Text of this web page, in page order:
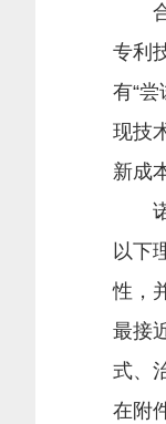
合
专利
有“
现技
新成
诺
以下
性，
最接
式、
在附